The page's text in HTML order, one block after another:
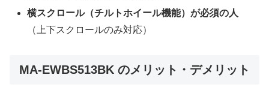
横スクロール（チルトホイール機能）が必須の人
（上下スクロールのみ対応）
MA-EWBS513BK のメリット・デメリット